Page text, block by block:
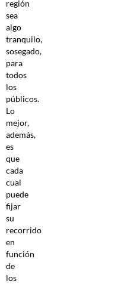
región
sea
algo
tranquilo,
sosegado,
para
todos
los
públicos.
Lo
mejor,
además,
es
que
cada
cual
puede
fijar
su
recorrido
en
función
de
los